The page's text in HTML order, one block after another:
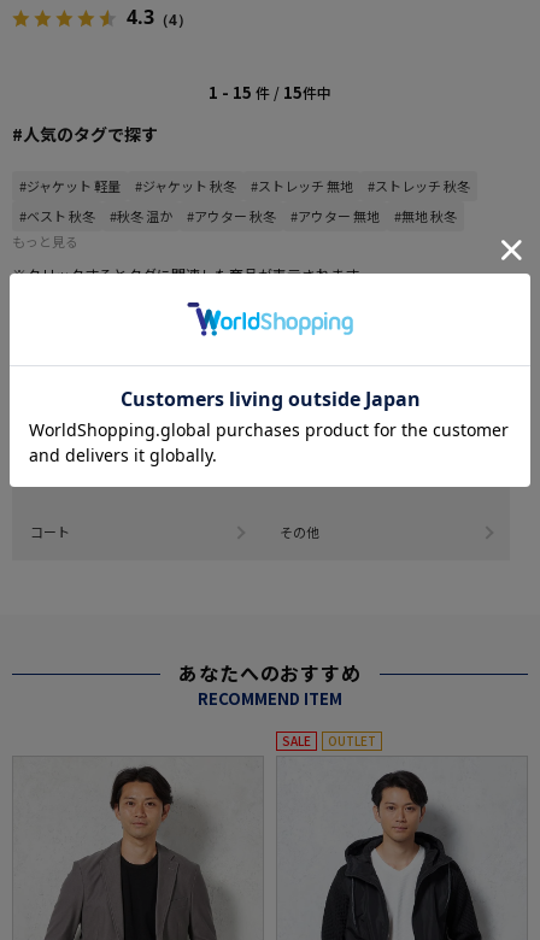
4.3 （4）
1 - 15 件 / 15件中
#人気のタグで探す
#ジャケット 軽量 #ジャケット 秋冬 #ストレッチ 無地
#ストレッチ 秋冬
#ベスト 秋冬
#秋冬 温か #アウター 秋冬 #アウター 無地
#無地 秋冬
もっと見る
※クリックするとタグに関連した商品が表示されます。
CATEGORY
コート その他
あなたへのおすすめ
RECOMMEND ITEM
SALE OUTLET